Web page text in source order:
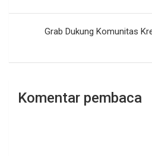
pos
Grab Dukung Komunitas
Komentar pembaca